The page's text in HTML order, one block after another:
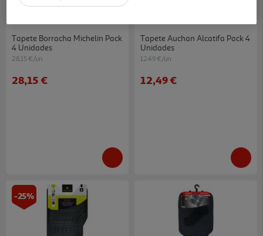
Tapete Borracha Michelin Pack
4 Unidades
28.15 €/un
28,15 €
Tapete Auchan Alcatifa Pack 4
Unidades
12.49 €/un
12,49 €
-25%